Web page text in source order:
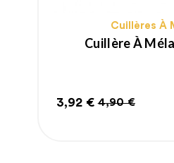
Cuillères À
Cuillère À
Prix
3,92 €
Prix
4,90 €